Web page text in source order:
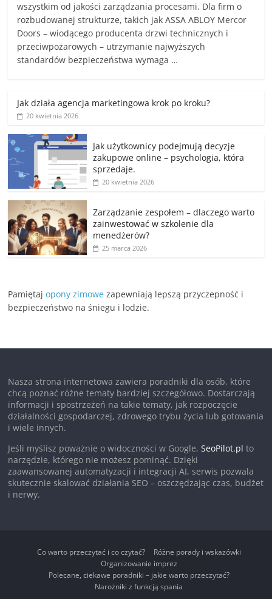
wszystkim od jakości zarządzania procesami. Dla firm o
rozbudowanej strukturze, takich jak ASSA ABLOY Mercor
Doors – wiodącego producenta drzwi technicznych i
przeciwpożarowych – utrzymanie najwyższych
standardów bezpieczeństwa wymaga …
Jak działa agencja marketingowa krok po kroku?
20 kwietnia 2026
Jak użytkownicy podejmują decyzje
zakupowe online – psychologia, która
sprzedaje.
20 kwietnia 2026
Zarządzanie zespołem – dlaczego warto
zainwestować w szkolenie dla
menedżerów?
25 marca 2026
Pamiętajopony zimowe zapewniają lepszą przyczepność i
bezpieczeństwo na śniegu i lodzie.
Nasza strona internetowa zawiera poradniki dla osób, które
chcą poznać różne tematy bardziej szczegółowo. Dostarczają
informacji i spostrzeżeń na takie tematy, jak rozpoczęcie
działalności gospodarczej, zdrowego trybu życia lub gotowania
i wiele innych.
Jeśli myślisz poważnie o widoczności w Google,SeoPilot.pl to
narzędzie, którego nie możesz pominąć. Dzięki
zaawansowanej automatyzacji i integracji AI, serwis pozwala
skutecznie skalować działania SEO – oszczędzając czas, budżet
i nerwy.
Co warto przeczytać i co czytać?
Różne porady i wskazówki
Organizowanie imprez
Polecane, ciekawe poradniki – jakie warto przeczytać?
Narożniki z funkcją spania